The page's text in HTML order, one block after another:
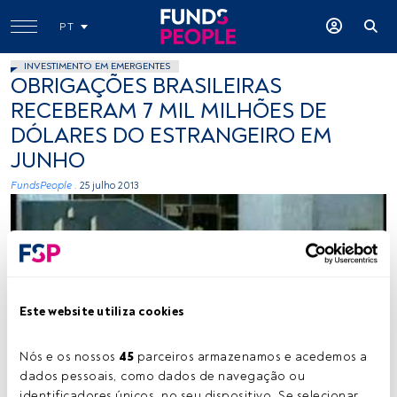
Este website utiliza cookies
Nós e os nossos 45 parceiros armazenamos e acedemos a
dados pessoais, como dados de navegação ou
PT
INVESTIMENTO EM EMERGENTES
OBRIGAÇÕES BRASILEIRAS
RECEBERAM 7 MIL MILHÕES DE
DÓLARES DO ESTRANGEIRO EM
JUNHO
FundsPeople . 25 julho 2013